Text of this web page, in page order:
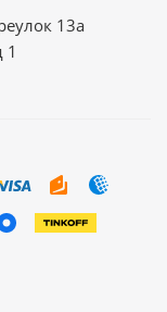
13а
1